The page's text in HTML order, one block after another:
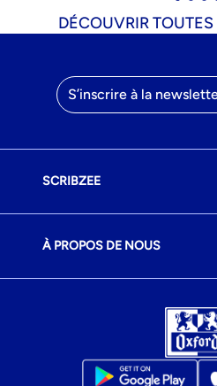
DÉCOUVRIR
Adresse email
SCRIBZEE
À PROPOS DE NOUS